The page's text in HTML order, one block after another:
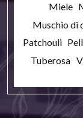
Miele
Muschio di
Patchouli
Tuberosa